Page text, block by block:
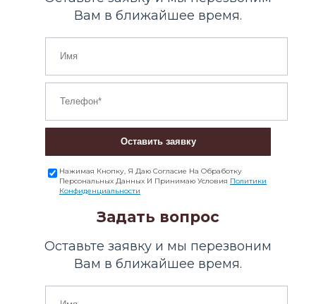
Вам в ближайшее время.
Оставить заявку
Нажимая Кнопку, Я Даю Согласие На Обработку
Персональных Данных И Принимаю Условия Политики
Конфиденциальности
Задать вопрос
Оставьте заявку и мы перезвоним
Вам в ближайшее время.